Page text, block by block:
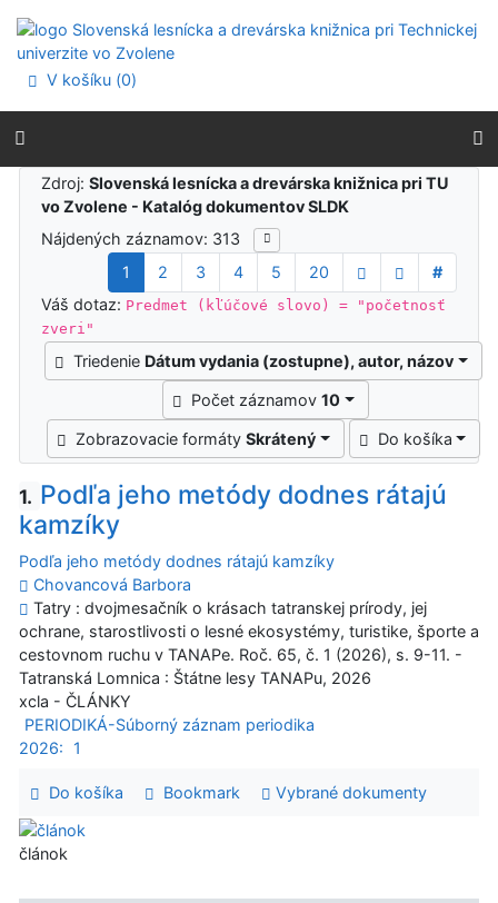
Prejsť na menu
Prehlásenie o webovej prístupnosti
V košíku (0)
Výsledky vyhľadávania
Zdroj:Slovenská lesnícka a drevárska knižnica pri TU
vo Zvolene - Katalóg dokumentov SLDK
Nájdených záznamov: 313
1
2 3 4 5 20
#
Váš dotaz: Predmet (kľúčové slovo) = "početnosť
zveri"
Triedenie Dátum vydania (zostupne), autor, názov
Počet záznamov10
Zobrazovacie formátySkrátený Do košíka
1. Podľa jeho metódy dodnes rátajú
kamzíky
Podľa jeho metódy dodnes rátajú kamzíky
Chovancová Barbora
Tatry : dvojmesačník o krásach tatranskej prírody, jej
ochrane, starostlivosti o lesné ekosystémy, turistike, športe a
cestovnom ruchu v TANAPe. Roč. 65, č. 1 (2026), s. 9-11. -
Tatranská Lomnica : Štátne lesy TANAPu, 2026
xcla - ČLÁNKY
PERIODIKÁ-Súborný záznam periodika
2026:
1
Do košíka Bookmark Vybrané dokumenty
článok